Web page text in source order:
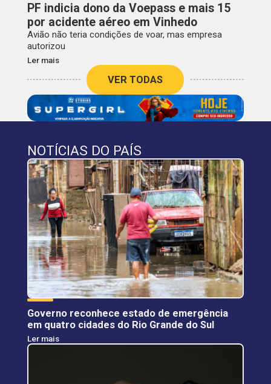
PF indicia dono da Voepass e mais 15
por acidente aéreo em Vinhedo
Avião não teria condições de voar, mas empresa
autorizou
Ler mais
VER TODAS
NOTÍCIAS DO PAÍS
Governo reconhece estado de emergência
em quatro cidades do Rio Grande do Sul
Ler mais